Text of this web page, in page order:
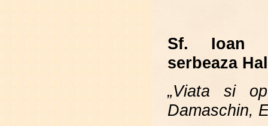
Sf. Ioan
serbeaza
„Viata si
Damaschin,